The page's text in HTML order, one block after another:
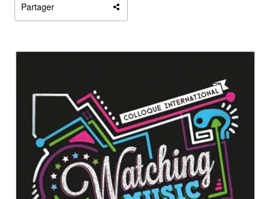
Partager
Agrandir